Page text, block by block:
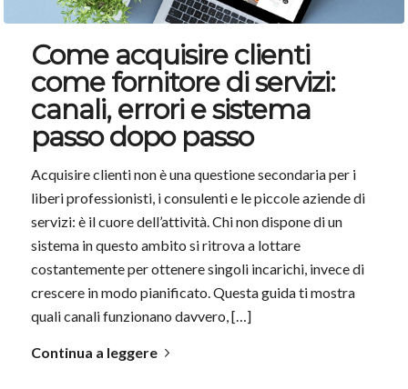
Come acquisire clienti
come fornitore di servizi:
canali, errori e sistema
passo dopo passo
Acquisire clienti non è una questione secondaria per i
liberi professionisti, i consulenti e le piccole aziende di
servizi: è il cuore dell’attività. Chi non dispone di un
sistema in questo ambito si ritrova a lottare
costantemente per ottenere singoli incarichi, invece di
crescere in modo pianificato. Questa guida ti mostra
quali canali funzionano davvero, […]
Continua a leggere